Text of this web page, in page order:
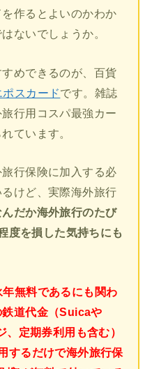
作るとよいのかわか
ないでしょうか。
めできるのが、百貨
ポスカードです。雑誌
行用コスパ最強カー
ています。
行保険に加入する必
けど、実際海外旅行
んだか海外旅行のたび
度を損した気持ちにも
無料であるにも関わ
道代金（Suicaや
定期券利用も含む）
するだけで海外旅行保